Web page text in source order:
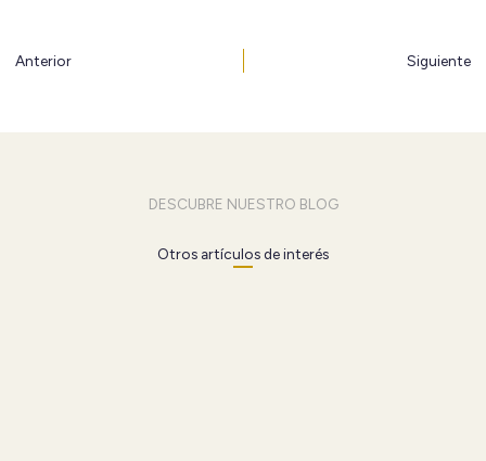
Ant
Anterior Siguiente
DESCUBRE NUESTRO BLOG
Otros artículos de interés